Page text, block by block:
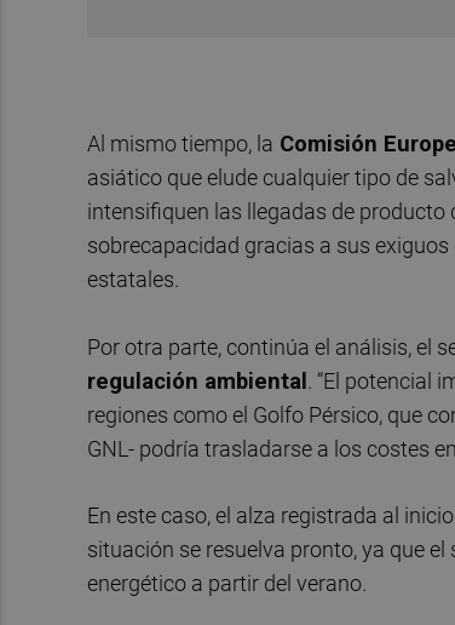
Al mismo tiempo, la Comisión
asiático que elude cualquier tipo de
intensifiquen las llegadas de
sobrecapacidad gracias a sus
estatales.
Por otra parte, continúa el análisis, el
regulación ambiental. “El potencial
regiones como el Golfo Pérsico, que
GNL- podría trasladarse a los costes
En este caso, el alza registrada al
situación se resuelva pronto, ya que
energético a partir del verano.